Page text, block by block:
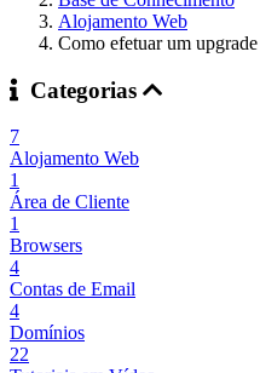
Alojamento Web
Como efetuar um
Categorias
7
Alojamento Web
1
Área de Cliente
1
Browsers
4
Contas de Email
4
Domínios
22